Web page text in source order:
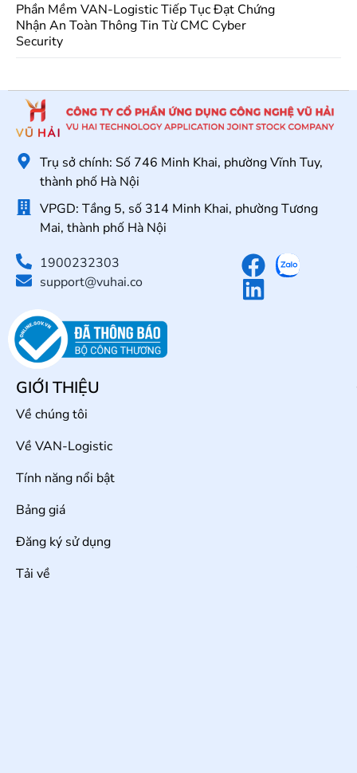
Phần Mềm VAN-Logistic Tiếp Tục Đạt Chứng
Nhận An Toàn Thông Tin Từ CMC Cyber
Security
Trụ sở chính: Số 746 Minh Khai, phường Vĩnh Tuy,
thành phố Hà Nội
VPGD: Tầng 5, số 314 Minh Khai, phường Tương
Mai, thành phố Hà Nội
1900232303
support@vuhai.co
GIỚI THIỆU
Về chúng tôi
Về VAN-Logistic
Tính năng nổi bật
Bảng giá
Đăng ký sử dụng
Tải về